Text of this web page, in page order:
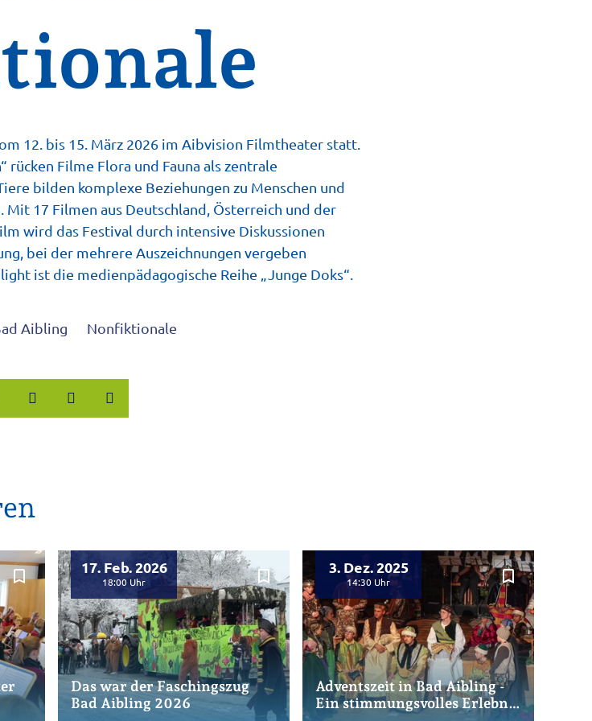
12. bis 15. März 2026 im Aibvision Filmtheater statt.
Filme Flora und Fauna als zentrale
bilden komplexe Beziehungen zu Menschen und
17 Filmen aus Deutschland, Österreich und der
wird das Festival durch intensive Diskussionen
bei der mehrere Auszeichnungen vergeben
ist die medienpädagogische Reihe „Junge Doks“.
Aibling Nonfiktionale
bookmark_border bookmark_border
17. Feb. 2026
18:00
Das war der Faschingszug
Bad Aibling 2026
bookmark_border
3. Dez. 2025
14:30
Adventszeit in Bad Aibling -
Ein stimmungsvolles Erlebnis